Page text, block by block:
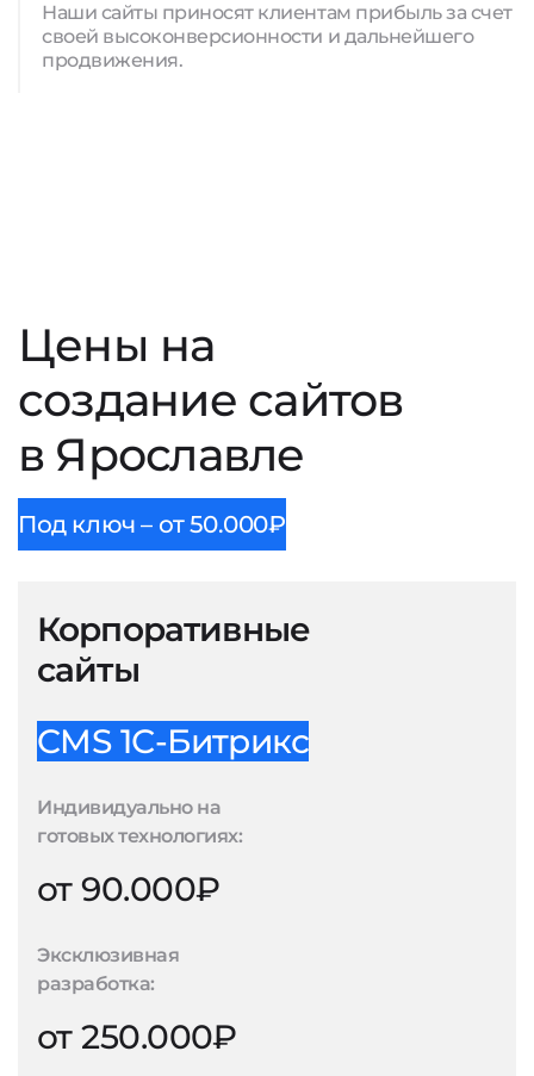
Наши сайты приносят клиентам прибыль за счет
своей высоконверсионности и дальнейшего
продвижения.
Цены на
создание сайтов
в Ярославле
Под ключ – от 50.000₽
Корпоративные
сайты
CMS 1С-Битрикс
Индивидуально на
готовых технологиях:
от 90.000₽
Эксклюзивная
разработка:
от 250.000₽